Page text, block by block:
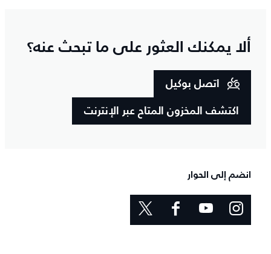
ألا يمكنك العثور على ما تبحث عنه؟
اتصل بوكيل
اكتشف المخزون المتاح عبر الإنترنت
انضم إلى الحوار